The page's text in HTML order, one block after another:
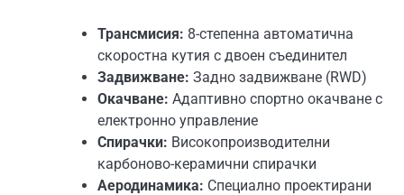
Трансмисия: 8-степенна автоматична
скоростна кутия с двоен съединител
Задвижване: Задно задвижване (RWD)
Окачване: Адаптивно спортно окачване с
електронно управление
Спирачки: Високопроизводителни
карбоново-керамични спирачки
Аеродинамика: Специално проектирани